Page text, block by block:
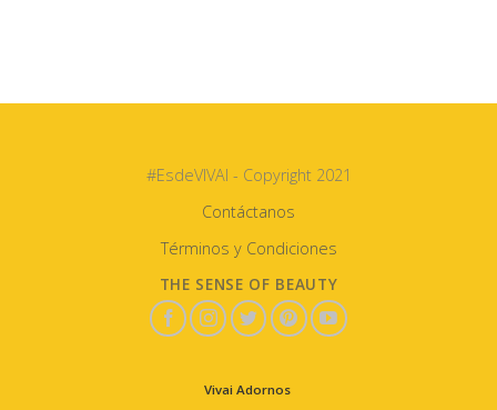
#EsdeVIVAI - Copyright 2021
Contáctanos
Términos y Condiciones
THE SENSE OF BEAUTY
Vivai Adornos